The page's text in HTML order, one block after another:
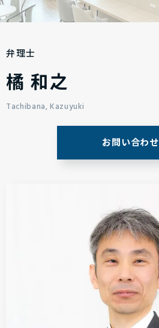
弁理士
橘 和之
Tachibana, Kazuyuki
お問い合わせ